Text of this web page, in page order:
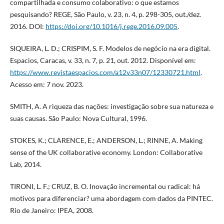
compartilhada e consumo colaborativo: o que estamos
pesquisando? REGE, São Paulo, v. 23, n. 4, p. 298-305, out./dez.
2016. DOI: https://doi.org/10.1016/j.rege.2016.09.005.
SIQUEIRA, L. D.; CRISPIM, S. F. Modelos de negócio na era digital.
Espacios, Caracas, v. 33, n. 7, p. 21, out. 2012. Disponível em:
https://www.revistaespacios.com/a12v33n07/12330721.html.
Acesso em: 7 nov. 2023.
SMITH, A. A riqueza das nações: investigação sobre sua natureza e
suas causas. São Paulo: Nova Cultural, 1996.
STOKES, K.; CLARENCE, E.; ANDERSON, L.; RINNE, A. Making
sense of the UK collaborative economy. London: Collaborative
Lab, 2014.
TIRONI, L. F.; CRUZ, B. O. Inovação incremental ou radical: há
motivos para diferenciar? uma abordagem com dados da PINTEC.
Rio de Janeiro: IPEA, 2008.